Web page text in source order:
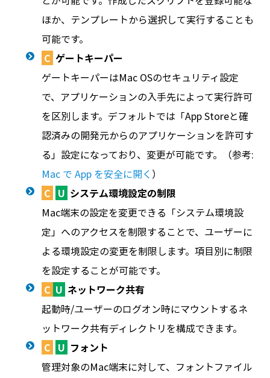
ほか、テンプレートから選択して実行することも
可能です。
C ゲートキーパー
ゲートキーパーはMac OSのセキュリティ設定
で、アプリケーションの入手先によって実行許可
を区別します。デフォルトでは「App Storeと確
認済みの開発元からのアプリケーションを許可す
る」設定になっており、変更が可能です。（参考:
Mac で App を安全に開く ）
C U システム環境設定の制限
Mac端末の設定を変更できる「システム環境設
定」へのアクセスを制限することで、ユーザーに
よる環境設定の変更を制限します。項目別に制限
を設定することが可能です。
C U ネットワーク共有
起動時/ユーザーのログオン時にマウントするネ
ットワーク共有ディレクトリを構成できます。
C U フォント
管理対象のMac端末に対して、フォントファイル